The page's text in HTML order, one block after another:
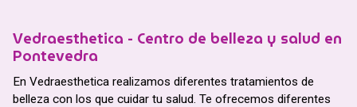
Vedraesthetica - Centro de belleza y salud en
Pontevedra
En Vedraesthetica realizamos diferentes tratamientos de
belleza con los que cuidar tu salud. Te ofrecemos diferentes